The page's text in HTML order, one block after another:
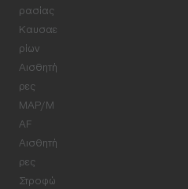
ρασίας
Καυσαε
ρίων
Αισθητή
ρες
MAP/M
AF
Αισθητή
ρες
Στροφώ